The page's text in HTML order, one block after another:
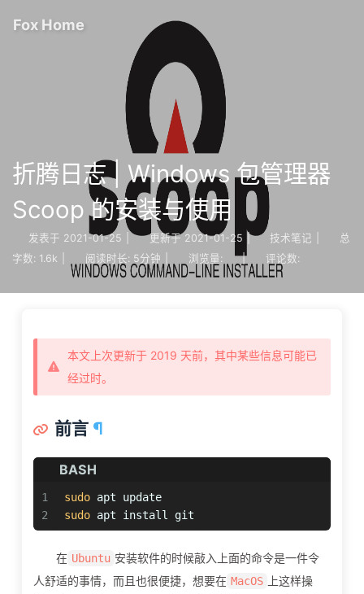
Fox Home
折腾日志 | Windows 包管理器
Scoop 的安装与使用
发表于 2021-01-25 更新于 2021-01-25 | 技术笔记
总
字数: 1.6k 阅读时长: 5分钟 浏览量: | 评论数:
本文上次更新于 2019 天前，其中某些信息可能已
经过时。
前言 ¶
BASH
1
2
sudo apt update
sudo apt install git
在 Ubuntu 安装软件的时候敲入上面的命令是一件令
人舒适的事情，而且也很便捷，想要在 MacOS
上这样操